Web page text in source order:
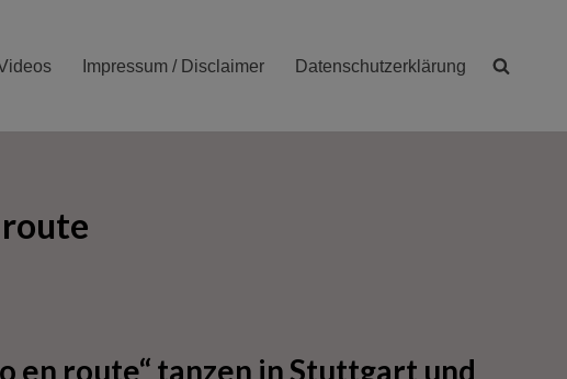
Impressum / Disclaimer Datenschutzerklärung
en route“ tanzen in Stuttgart und